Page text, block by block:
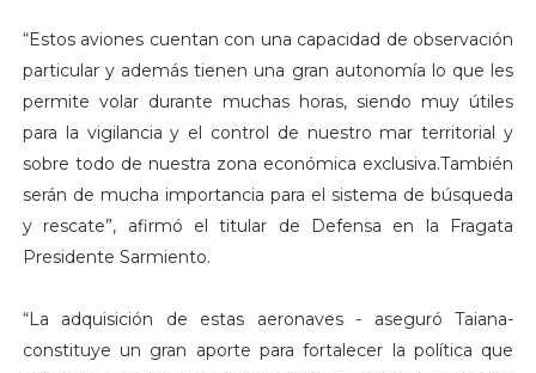
“Estos aviones cuentan con una capacidad de observación
particular y además tienen una gran autonomía lo que les
permite volar durante muchas horas, siendo muy útiles
para la vigilancia y el control de nuestro mar territorial y
sobre todo de nuestra zona económica exclusiva.También
serán de mucha importancia para el sistema de búsqueda
y rescate”, afirmó el titular de Defensa en la Fragata
Presidente Sarmiento.
“La adquisición de estas aeronaves - aseguró Taiana-
constituye un gran aporte para fortalecer la política que